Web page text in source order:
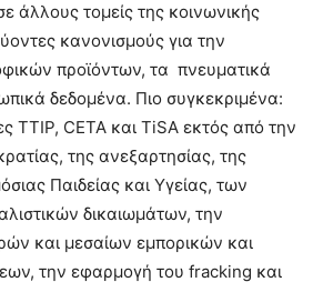
άλλους τομείς της κοινωνικής
κανονισμούς για την
προϊόντων, τα πνευματικά
δεδομένα. Πιο συγκεκριμένα:
TTIP, CETA και TiSA εκτός από την
της ανεξαρτησίας, της
Παιδείας και Υγείας, των
δικαιωμάτων, την
και μεσαίων εμπορικών και
την εφαρμογή του fracking και